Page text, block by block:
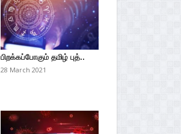
பிறக்கப்போகும் தமிழ் புத்..
28 March 2021